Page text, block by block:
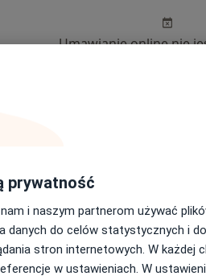
Umawianie online nie
prywatność
i naszym partnerom używać
danych do celów statystycznych i
stron internetowych. W każdej
w ustawieniach. W